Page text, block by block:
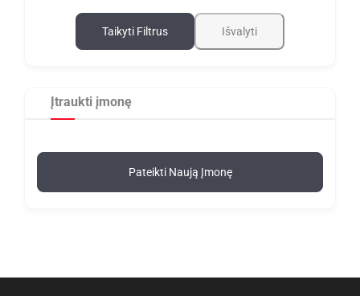
Taikyti Filtrus Išvalyti
Įtraukti įmonę
Pateikti Naują Įmonę